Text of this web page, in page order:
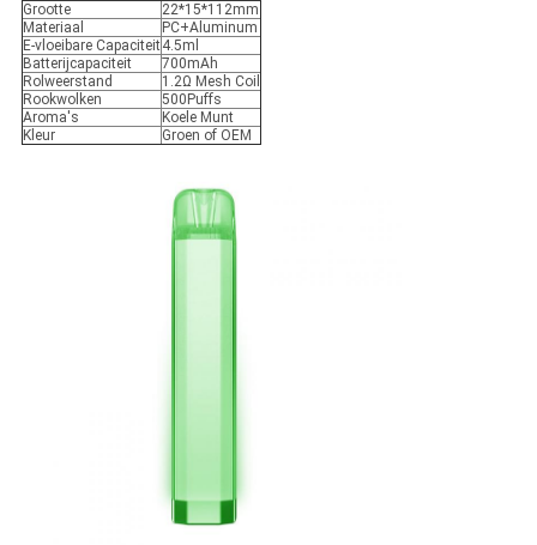
Grootte
22*15*112mm
Materiaal
PC+Aluminum
E-vloeibare Capaciteit4.5ml
Batterijcapaciteit
700mAh
Rolweerstand
1.2Ω Mesh Coil
Rookwolken
500Puffs
Aroma's
Koele Munt
Kleur
Groen of OEM